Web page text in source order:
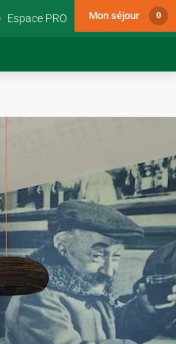
Espace PRO Mon séjour 0